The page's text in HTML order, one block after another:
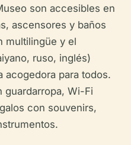
son accesibles en
ascensores y baños
multilingüe y el
ruso, inglés)
acogedora para todos.
guardarropa, Wi-Fi
con souvenirs,